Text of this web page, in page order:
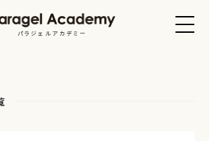
パラジェルアカデミー